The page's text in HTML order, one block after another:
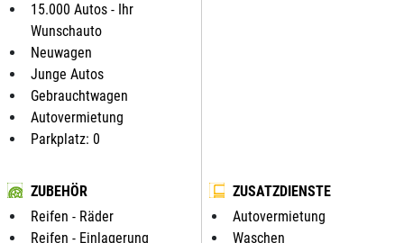
15.000 Autos - Ihr
Wunschauto
Neuwagen
Junge Autos
Gebrauchtwagen
Autovermietung
Parkplatz: 0
ZUBEHÖR
Reifen - Räder
Reifen - Einlagerung
ZUSATZDIENSTE
Autovermietung
Waschen